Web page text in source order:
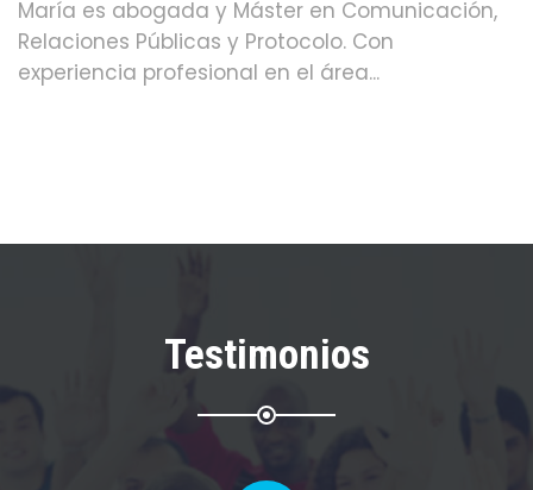
María es abogada y Máster en Comunicación,
Relaciones Públicas y Protocolo. Con
experiencia profesional en el área...
Testimonios